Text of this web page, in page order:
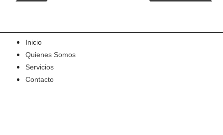
Inicio
Quienes Somos
Servicios
Contacto